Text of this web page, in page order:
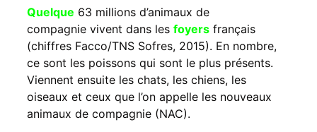
Quelque 63 millions d’animaux de
compagnie vivent dans les foyers français
(chiffres Facco/TNS Sofres, 2015). En nombre,
ce sont les poissons qui sont le plus présents.
Viennent ensuite les chats, les chiens, les
oiseaux et ceux que l’on appelle les nouveaux
animaux de compagnie (NAC).